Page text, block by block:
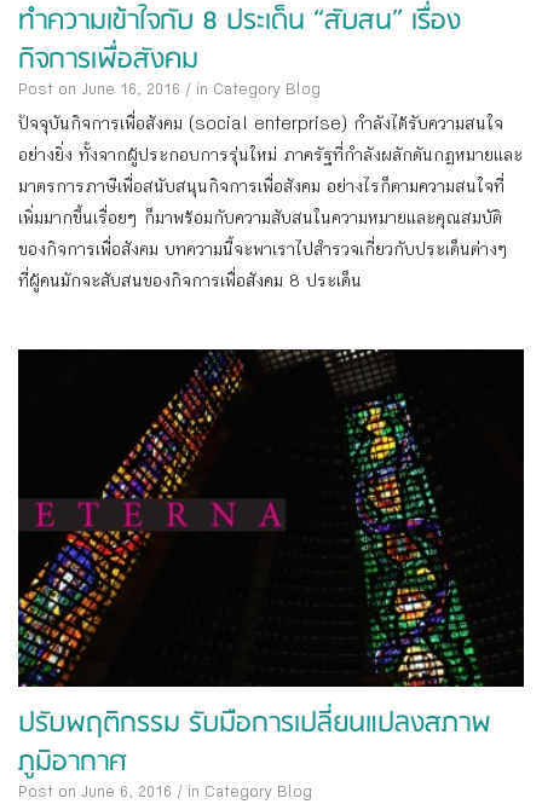
ทำความเข้าใจกับ 8 ประเด็น “สับสน” เรื่อง
กิจการเพื่อสังคม
Post on June 16, 2016 / in Category Blog
ปัจจุบันกิจการเพื่อสังคม (social enterprise) กำลังได้รับความสนใจ
อย่างยิ่ง ทั้งจากผู้ประกอบการรุ่นใหม่ ภาครัฐที่กำลังผลักดันกฎหมายและ
มาตรการภาษีเพื่อสนับสนุนกิจการเพื่อสังคม อย่างไรก็ตามความสนใจที่
เพิ่มมากขึ้นเรื่อยๆ ก็มาพร้อมกับความสับสนในความหมายและคุณสมบัติ
ของกิจการเพื่อสังคม บทความนี้จะพาเราไปสำรวจเกี่ยวกับประเด็นต่างๆ
ที่ผู้คนมักจะสับสนของกิจการเพื่อสังคม 8 ประเด็น
ปรับพฤติกรรม รับมือการเปลี่ยนแปลงสภาพ
ภูมิอากาศ
Post on June 6, 2016 / in Category Blog